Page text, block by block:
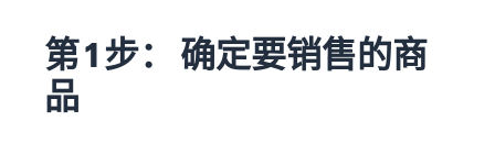
第 1 步： 确定要销售的商
品